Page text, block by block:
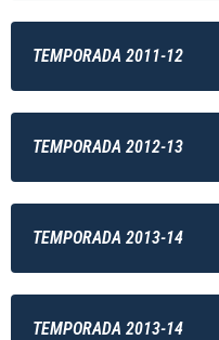
TEMPORADA 2011-12
TEMPORADA 2012-13
TEMPORADA 2013-14
TEMPORADA 2013-14